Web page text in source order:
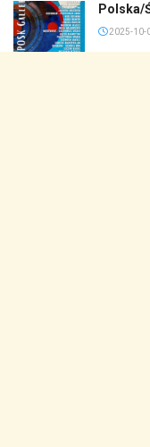
Polska/
2025-10-